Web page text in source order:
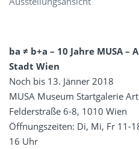
ba ≠ b+a – 10 Jahre MUSA –
Stadt Wien
Noch bis 13. Jänner 2018
MUSA Museum Startgalerie
Felderstraße 6-8, 1010 Wien
Öffnungszeiten: Di, Mi, Fr 11-
16 Uhr